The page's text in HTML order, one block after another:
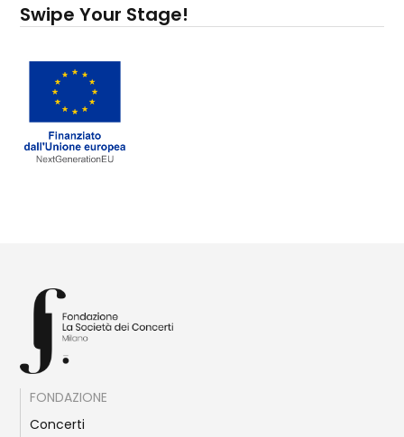
Swipe Your Stage!
FONDAZIONE
Concerti